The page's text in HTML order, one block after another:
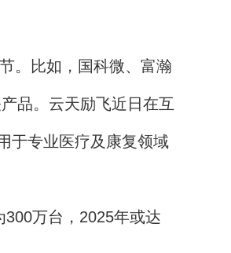
。比如，国科微、富瀚
品。云天励飞近日在互
于专业医疗及康复领域
万台，2025年或达